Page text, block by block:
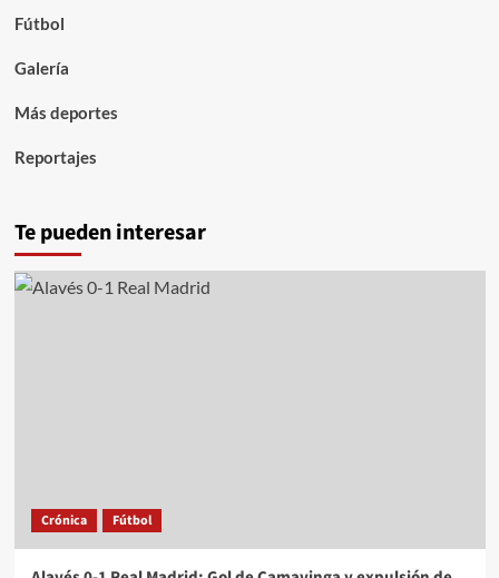
Fútbol
Galería
Más deportes
Reportajes
Te pueden interesar
Crónica Fútbol